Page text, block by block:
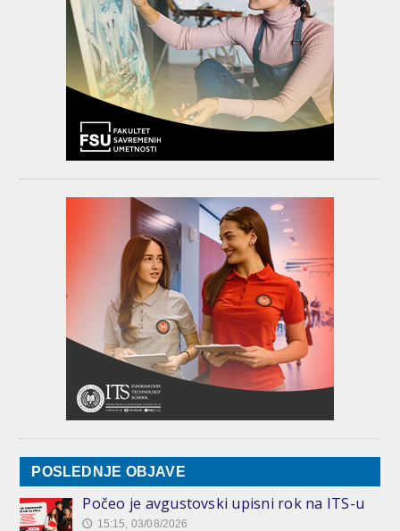
POSLEDNJE OBJAVE
Počeo je avgustovski upisni rok na ITS-u
🕔 15:15, 03/08/2026